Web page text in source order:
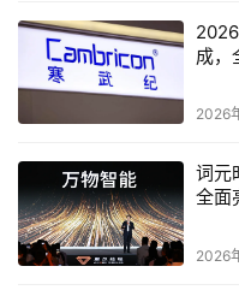
每位任课教师都具有多
授的课程,而且具备丰富
步将自己的项目经验传授
（4）项目实战
学员系统地学习完各科
的各个项目进行分组并在
下完成一个实际的应用项
成，
2026
词元
全面
2026